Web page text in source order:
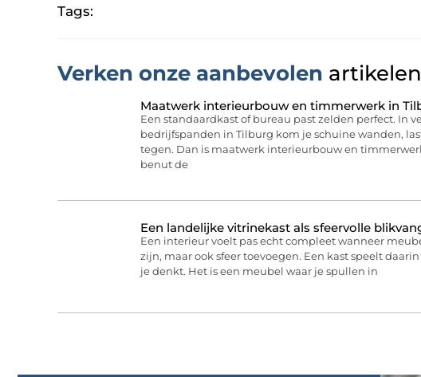
Tags:
Verken onze aanbevolen
Maatwerk interieurbouw en timmerwerk in
Een standaardkast of bureau past zelden perfect. In
bedrijfspanden in Tilburg kom je schuine wanden,
tegen. Dan is maatwerk interieurbouw en
benut de
Een landelijke vitrinekast als sfeervolle
Een interieur voelt pas echt compleet wanneer
zijn, maar ook sfeer toevoegen. Een kast speelt
je denkt. Het is een meubel waar je spullen in